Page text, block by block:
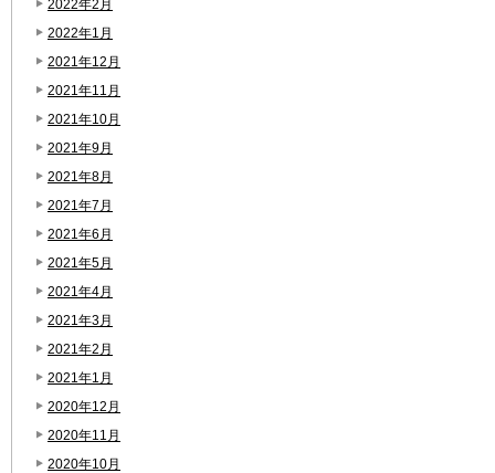
2022年2月
2022年1月
2021年12月
2021年11月
2021年10月
2021年9月
2021年8月
2021年7月
2021年6月
2021年5月
2021年4月
2021年3月
2021年2月
2021年1月
2020年12月
2020年11月
2020年10月